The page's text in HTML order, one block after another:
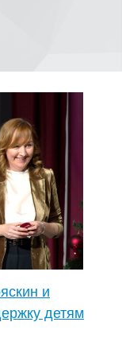
и
детям